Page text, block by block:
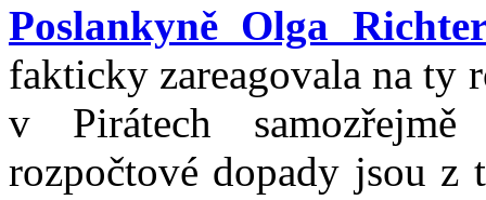
Poslankyně Olga
fakticky zareagovala na ty
v Pirátech
rozpočtové dopady jsou z